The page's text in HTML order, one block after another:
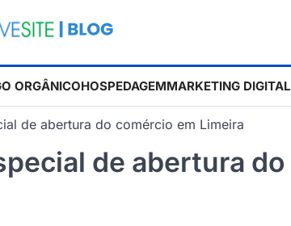
ORGÂNICOHOSPEDAGEMMARKETING DIGITAL
de abertura do comércio em Limeira
de abertura do